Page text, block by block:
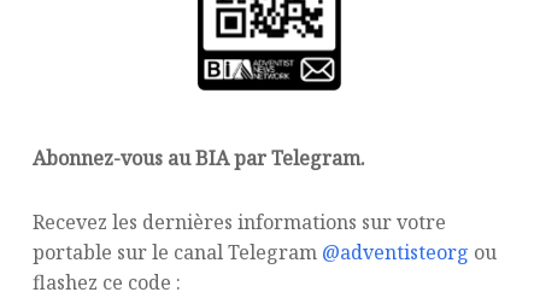
Abonnez-vous au BIA par Telegram.
Recevez les dernières informations sur votre
portable sur le canal Telegram @adventisteorg ou
flashez ce code :